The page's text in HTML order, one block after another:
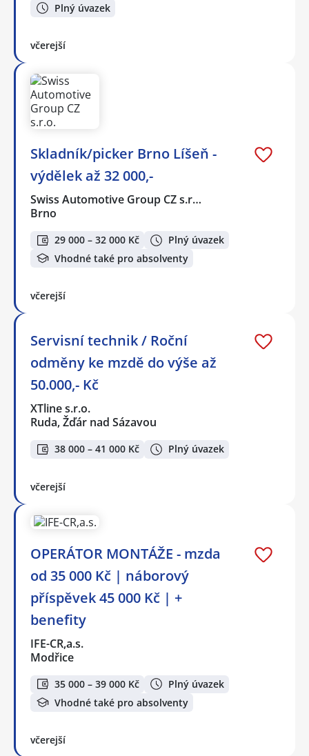
Plný úvazek
včerejší
Skladník/picker Brno Líšeň -
výdělek až 32 000,-
Swiss Automotive Group CZ s.r…
Brno
29 000 – 32 000 Kč
Plný úvazek
Vhodné také pro absolventy
včerejší
Servisní technik / Roční
odměny ke mzdě do výše až
50.000,- Kč
XTline s.r.o.
Ruda, Žďár nad Sázavou
38 000 – 41 000 Kč Plný úvazek
včerejší
OPERÁTOR MONTÁŽE - mzda
od 35 000 Kč | náborový
příspěvek 45 000 Kč | +
benefity
IFE-CR,a.s.
Modřice
35 000 – 39 000 Kč
Plný úvazek
Vhodné také pro absolventy
včerejší